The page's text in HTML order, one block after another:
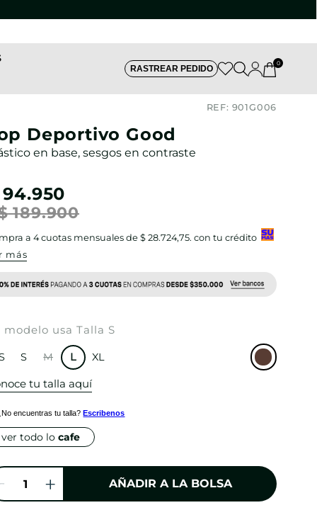
RASTREAR PEDIDO
0
REF: 901G006
Deportivo Good
en base, sesgos en contraste
94.950
189.900
a 4cuotas mensuales de $ 28.724,75. con tu crédito
más
modelo usa Talla S
S M L XL
tu talla aquí
encuentras tu talla?Escribenos
ver todo lo cafe
AÑADIR A LA BOLSA